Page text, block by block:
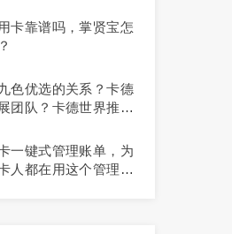
卡靠谱吗，掌贤宝怎
色优选的关系？卡德
团队？卡德世界推广
一键式管理账单，为
人都在用这个管理自